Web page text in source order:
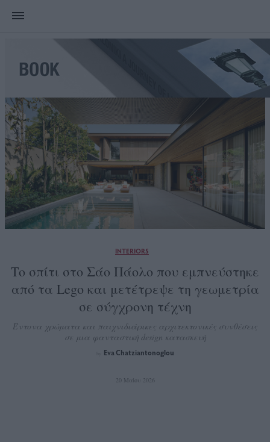
INTERIORS
Το σπίτι στο Σάο Πάολο που εμπνεύστηκε
από τα Lego και μετέτρεψε τη γεωμετρία
σε σύγχρονη τέχνη
Έντονα χρώματα και παιχνιδιάρικες αρχιτεκτονικές συνθέσεις
σε μια φανταστική design κατασκευή
Eva Chatziantonoglou
20 Μαΐου 2026